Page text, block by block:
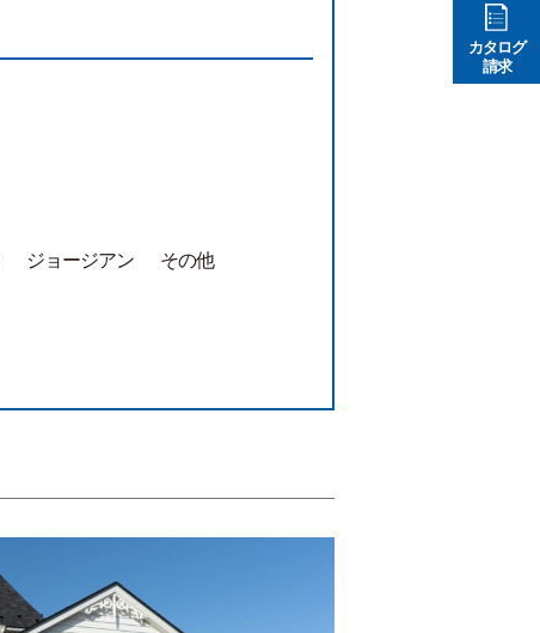
ジョージアン その他
カタログ
請求